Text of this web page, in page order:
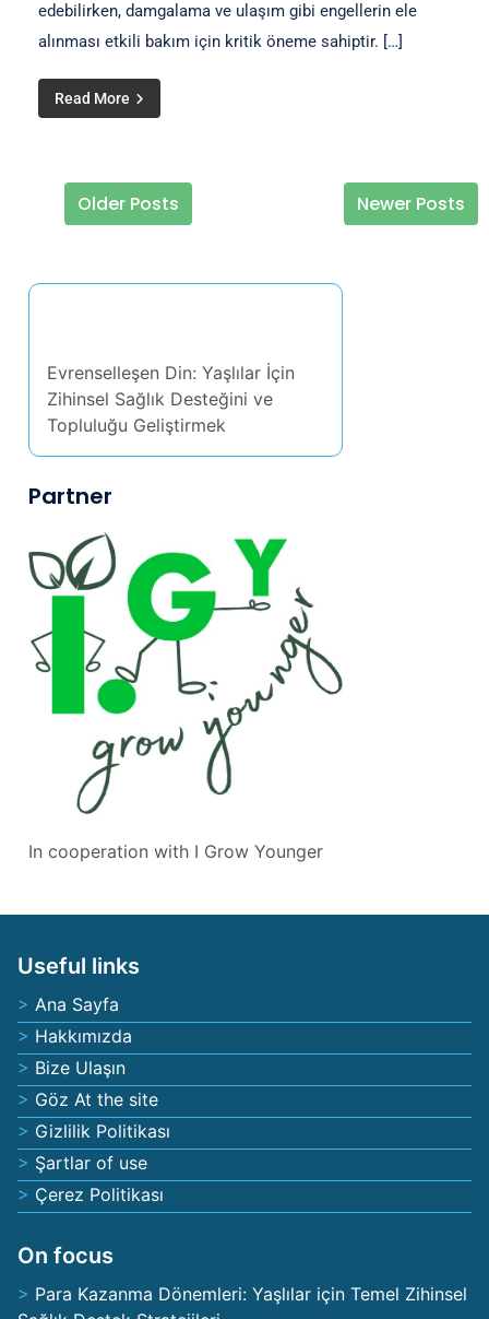
edebilirken, damgalama ve ulaşım gibi engellerin ele
alınması etkili bakım için kritik öneme sahiptir. […]
Read More
Posts navigation
Older Posts Newer Posts
Evrenselleşen Din: Yaşlılar İçin
Zihinsel Sağlık Desteğini ve
Topluluğu Geliştirmek
Partner
In cooperation with I Grow Younger
Useful links
Ana Sayfa
Hakkımızda
Bize Ulaşın
Göz At the site
Gizlilik Politikası
Şartlar of use
Çerez Politikası
On focus
Para Kazanma Dönemleri: Yaşlılar için Temel Zihinsel